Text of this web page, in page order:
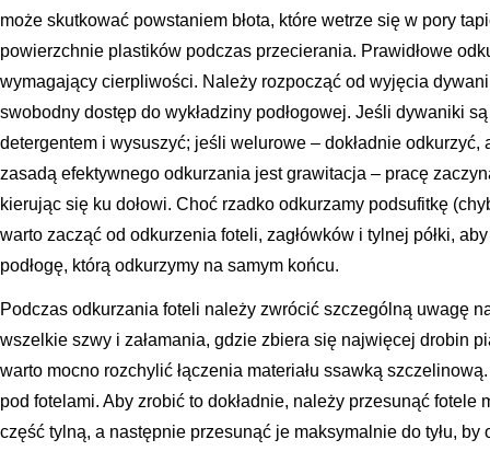
może skutkować powstaniem błota, które wetrze się w pory
powierzchnie plastików podczas przecierania. Prawidłowe
wymagający cierpliwości. Należy rozpocząć od wyjęcia
swobodny dostęp do wykładziny podłogowej. Jeśli dywaniki
detergentem i wysuszyć; jeśli welurowe – dokładnie
zasadą efektywnego odkurzania jest grawitacja – pracę
kierując się ku dołowi. Choć rzadko odkurzamy podsufitkę
warto zacząć od odkurzenia foteli, zagłówków i tylnej półki,
podłogę, którą odkurzymy na samym końcu.
Podczas odkurzania foteli należy zwrócić szczególną uwagę
wszelkie szwy i załamania, gdzie zbiera się najwięcej drobin
warto mocno rozchylić łączenia materiału ssawką
pod fotelami. Aby zrobić to dokładnie, należy przesunąć fotele
część tylną, a następnie przesunąć je maksymalnie do tyłu,